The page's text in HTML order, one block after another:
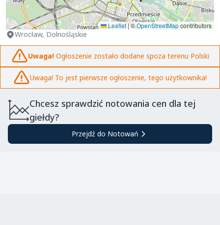
Leaflet |©OpenStreetMapcontributors
Wrocław, Dolnośląskie
Uwaga!Ogłoszenie zostało dodane spoza terenu Polski
Uwaga! To jest pierwsze ogłoszenie, tego użytkownika!
Chcesz sprawdzić notowania cen dla tej
giełdy?
Przejdź do Notowań